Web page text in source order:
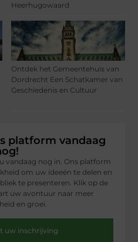
Heerhugowaard
Ontdek het Gemeentehuis van
Dordrecht Een Schatkamer van
Geschiedenis en Cultuur
platform vandaag
vandaag nog in. Ons platform
om uw ideeën te delen en
te presenteren. Klik op de
uw avontuur naar meer
en groei.
uw inschrijving